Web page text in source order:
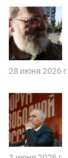
28 июня 2026 г.